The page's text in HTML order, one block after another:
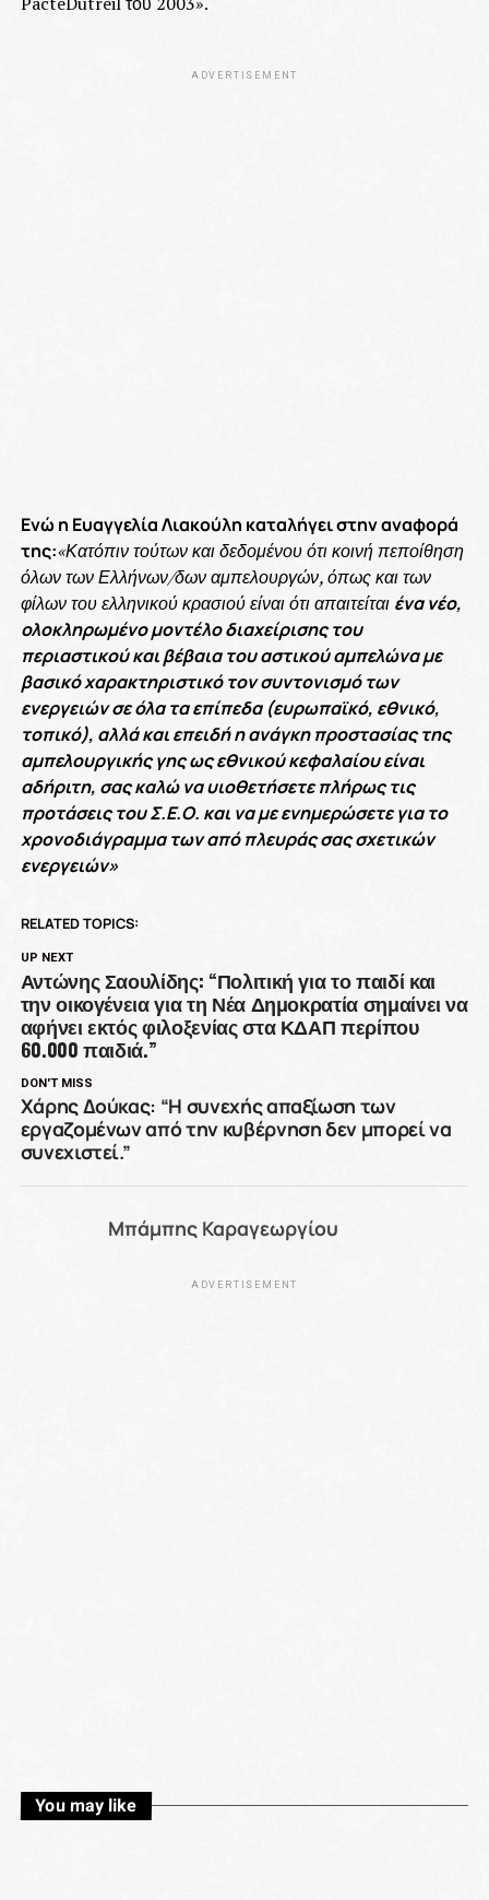
ADVERTISEMENT
Ενώ η Ευαγγελία Λιακούλη καταλήγει στην αναφορά
της:«Κατόπιν τούτων και δεδομένου ότι κοινή πεποίθηση
όλων των Ελλήνων/δων αμπελουργών, όπως και των
φίλων του ελληνικού κρασιού είναι ότι απαιτείται ένα νέο,
ολοκληρωμένο μοντέλο διαχείρισης του
περιαστικού και βέβαια του αστικού αμπελώνα με
βασικό χαρακτηριστικό τον συντονισμό των
ενεργειών σε όλα τα επίπεδα (ευρωπαϊκό, εθνικό,
τοπικό), αλλά και επειδή η ανάγκη προστασίας της
αμπελουργικής γης ως εθνικού κεφαλαίου είναι
αδήριτη, σας καλώ να υιοθετήσετε πλήρως τις
προτάσεις του Σ.Ε.Ο. και να με ενημερώσετε για το
χρονοδιάγραμμα των από πλευράς σας σχετικών
ενεργειών»
RELATED TOPICS:
UP NEXT
Αντώνης Σαουλίδης: “Πολιτική για το παιδί και
την οικογένεια για τη Νέα Δημοκρατία σημαίνει να
αφήνει εκτός φιλοξενίας στα ΚΔΑΠ περίπου
60.000 παιδιά.”
DON'T MISS
Χάρης Δούκας: “Η συνεχής απαξίωση των
εργαζομένων από την κυβέρνηση δεν μπορεί να
συνεχιστεί.”
Μπάμπης Καραγεωργίου
ADVERTISEMENT
You may like